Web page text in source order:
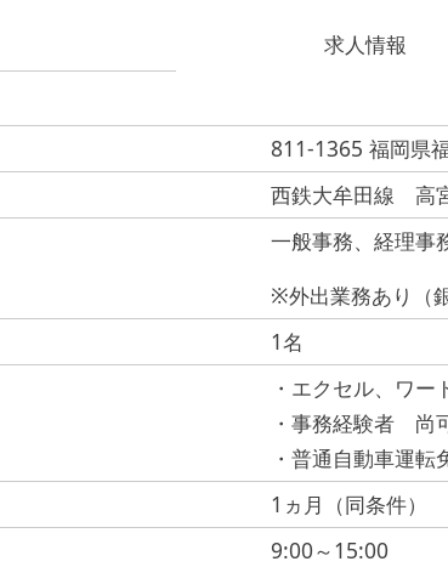
求人情報
811-1365 福岡県
西鉄大牟田線 高
一般事務、経理事
※外出業務あり（
1名
・エクセル、ワー
・事務経験者 尚
・普通自動車運
1ヵ月（同条件）
9:00～15:00